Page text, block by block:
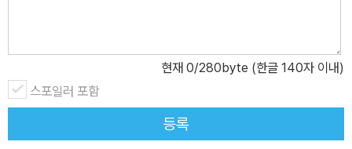
현재 0/280byte (한글 140자 이내)
스포일러 포함
등록